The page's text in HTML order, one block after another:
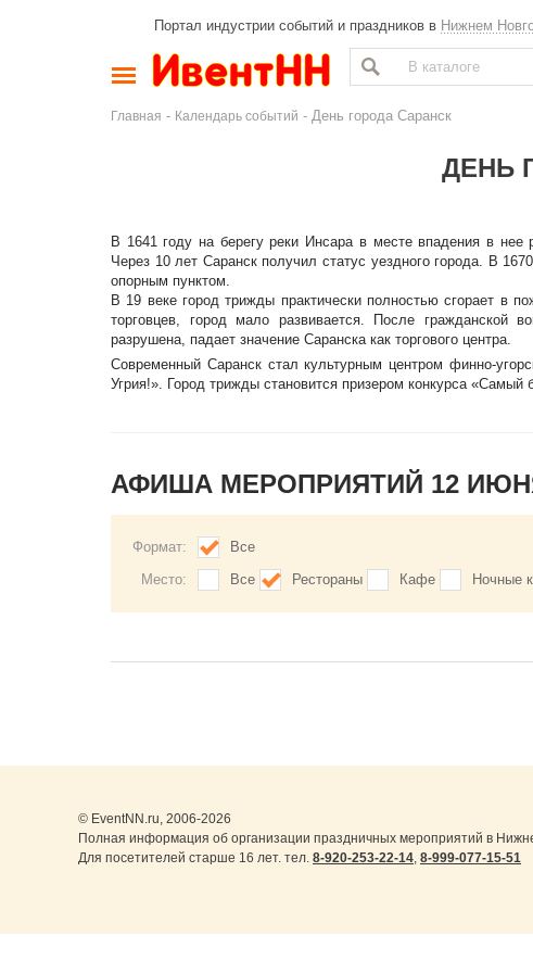
Портал индустрии событий и праздников в Нижнем
Главная - Календарь событий - День города Саранск
ДЕНЬ
В 1641 году на берегу реки Инсара в месте впадения в нее
Через 10 лет Саранск получил статус уездного города. В
опорным пунктом.
В 19 веке город трижды практически полностью сгорает в
торговцев, город мало развивается. После гражданской
разрушена, падает значение Саранска как торгового центра.
Современный Саранск стал культурным центром финно-
Угрия!». Город трижды становится призером конкурса «Самый
АФИША МЕРОПРИЯТИЙ 12
Формат:
Все
Место:
Все Рестораны Кафе Ночные
© EventNN.ru, 2006-2026
Полная информация об организации праздничных мероприятий в
Для посетителей старше 16 лет. тел. 8-920-253-22-14, 8-999-077-15-51